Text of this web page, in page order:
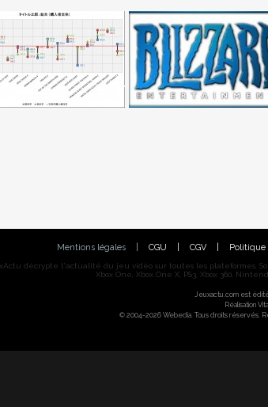
Mentions légales CGU CGV Politique
décrypte l'actualité du jeu vidéo sur toutes les plateformes.
Xbox One, Xbox One X, PS3, Xbox 360,
Jeuxactu.com est
Réalisation
© 2004-2026 Webedia. Tous droits réservés.